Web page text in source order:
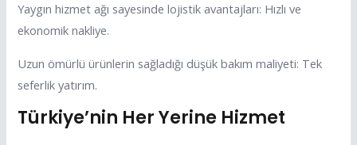
Yaygın hizmet ağı sayesinde lojistik avantajları: Hızlı ve
ekonomik nakliye.
Uzun ömürlü ürünlerin sağladığı düşük bakım maliyeti: Tek
seferlik yatırım.
Türkiye’nin Her Yerine Hizmet